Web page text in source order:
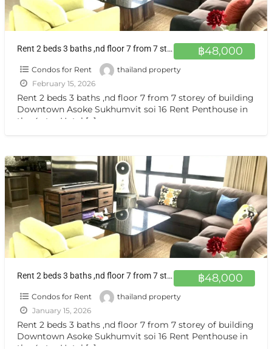
฿48,000
Rent 2 beds 3 baths ,nd floor 7 from 7 storey of building Downtown Asoke Sukhumvit soi 16
Condos for Rent
thailand property
February 15, 2026
Rent 2 beds 3 baths ,nd floor 7 from 7 storey of building
Downtown Asoke Sukhumvit soi 16 Rent Penthouse in
the 4 star Hotel […]
฿48,000
Rent 2 beds 3 baths ,nd floor 7 from 7 storey of building Downtown Asoke Sukhumvit soi 16
Condos for Rent
thailand property
January 15, 2026
Rent 2 beds 3 baths ,nd floor 7 from 7 storey of building
Downtown Asoke Sukhumvit soi 16 Rent Penthouse in